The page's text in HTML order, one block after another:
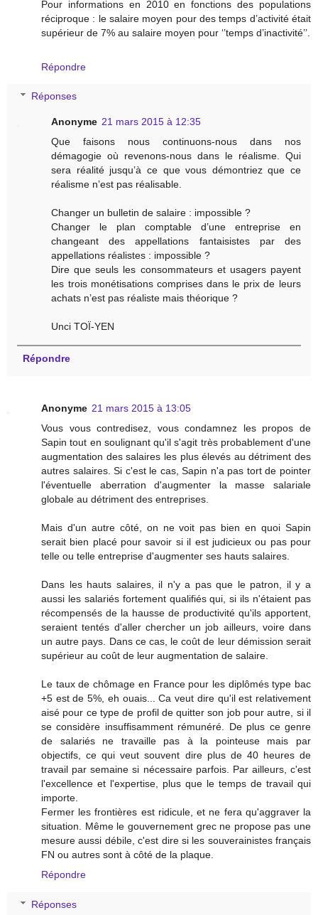
Pour informations en 2010 en fonctions des populations
réciproque : le salaire moyen pour des temps d’activité était
supérieur de 7% au salaire moyen pour ‘’temps d’inactivité’’.
Répondre
Réponses
Anonyme 21 mars 2015 à 12:35
Que faisons nous continuons-nous dans nos
démagogie où revenons-nous dans le réalisme. Qui
sera réalité jusqu’à ce que vous démontriez que ce
réalisme n’est pas réalisable.
Changer un bulletin de salaire : impossible ?
Changer le plan comptable d’une entreprise en
changeant des appellations fantaisistes par des
appellations réalistes : impossible ?
Dire que seuls les consommateurs et usagers payent
les trois monétisations comprises dans le prix de leurs
achats n’est pas réaliste mais théorique ?
Unci TOÏ-YEN
Répondre
Anonyme 21 mars 2015 à 13:05
Vous vous contredisez, vous condamnez les propos de
Sapin tout en soulignant qu'il s'agit très probablement d'une
augmentation des salaires les plus élevés au détriment des
autres salaires. Si c'est le cas, Sapin n'a pas tort de pointer
l'éventuelle aberration d'augmenter la masse salariale
globale au détriment des entreprises.
Mais d'un autre côté, on ne voit pas bien en quoi Sapin
serait bien placé pour savoir si il est judicieux ou pas pour
telle ou telle entreprise d'augmenter ses hauts salaires.
Dans les hauts salaires, il n'y a pas que le patron, il y a
aussi les salariés fortement qualifiés qui, si ils n'étaient pas
récompensés de la hausse de productivité qu'ils apportent,
seraient tentés d'aller chercher un job ailleurs, voire dans
un autre pays. Dans ce cas, le coût de leur démission serait
supérieur au coût de leur augmentation de salaire.
Le taux de chômage en France pour les diplômés type bac
+5 est de 5%, eh ouais... Ca veut dire qu'il est relativement
aisé pour ce type de profil de quitter son job pour autre, si il
se considère insuffisamment rémunéré. De plus ce genre
de salariés ne travaille pas à la pointeuse mais par
objectifs, ce qui veut souvent dire plus de 40 heures de
travail par semaine si nécessaire parfois. Par ailleurs, c'est
l'excellence et l'expertise, plus que le temps de travail qui
importe.
Fermer les frontières est ridicule, et ne fera qu'aggraver la
situation. Même le gouvernement grec ne propose pas une
mesure aussi débile, c'est dire si les souverainistes français
FN ou autres sont à côté de la plaque.
Répondre
Réponses